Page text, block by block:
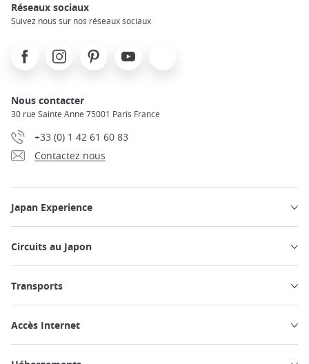
Réseaux sociaux
Suivez nous sur nos réseaux sociaux
FacebookInstagramPinterest Youtube
Nous contacter
30 rue Sainte Anne 75001 Paris France
+33 (0) 1 42 61 60 83
Contactez nous
Japan Experience
Circuits au Japon
Transports
Accès Internet